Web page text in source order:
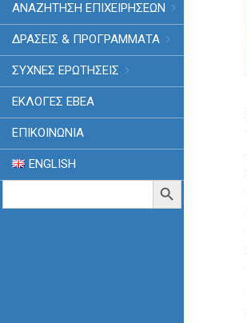
ΑΝΑΖΗΤΗΣΗ ΕΠΙΧΕΙΡΗΣΕΩΝ
ΔΡΑΣΕΙΣ & ΠΡΟΓΡΑΜΜΑΤΑ
ΣΥΧΝΕΣ ΕΡΩΤΗΣΕΙΣ
ΕΚΛΟΓΈΣ ΕΒΕΑ
ΕΠΙΚΟΙΝΩΝΙΑ
ENGLISH
Search
Search Button